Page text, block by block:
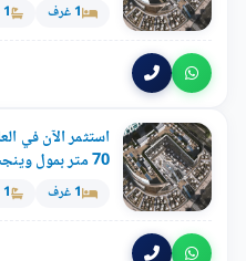
1 غرف 1 حمام
استثمر الآن في
70 متر بمول وينجت
1 غرف 1 حمام